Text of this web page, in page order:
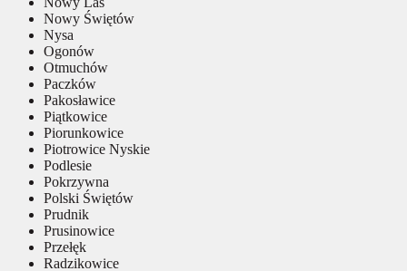
Nowy Świętów
Nysa
Ogonów
Otmuchów
Paczków
Pakosławice
Piątkowice
Piorunkowice
Piotrowice Nyskie
Podlesie
Pokrzywna
Polski Świętów
Prudnik
Prusinowice
Przełęk
Radzikowice